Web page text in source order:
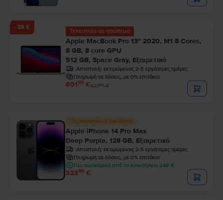
- 26 €
Τελευταίο σε απόθεμα
Apple MacBook Pro 13″ 2020, M1 8 Cores,
8 GB, 8 core GPU
512 GB, Space Gray, Εξαιρετικό
Αποστολή: εκτιμώμενος 2-5 εργάσιμες ημέρες
Πληρωμή σε δόσεις, με 0% επιτόκιο
60199 €62799€
Περιορισμένο απόθεμα
Apple iPhone 14 Pro Max
Deep Purple, 128 GB, Εξαιρετικό
Αποστολή: εκτιμώμενος 2-5 εργάσιμες ημέρες
Πληρωμή σε δόσεις, με 0% επιτόκιο
Πιο οικονομικό από το καινούργιο 248 €
52399 €